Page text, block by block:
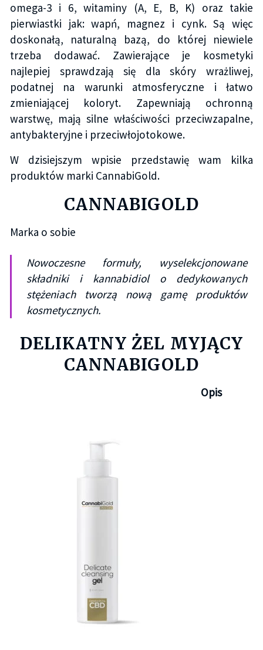
omega-3 i 6, witaminy (A, E, B, K) oraz takie
pierwiastki jak: wapń, magnez i cynk. Są więc
doskonałą, naturalną bazą, do której niewiele
trzeba dodawać. Zawierające je kosmetyki
najlepiej sprawdzają się dla skóry wrażliwej,
podatnej na warunki atmosferyczne i łatwo
zmieniającej koloryt. Zapewniają ochronną
warstwę, mają silne właściwości przeciwzapalne,
antybakteryjne i przeciwłojotokowe.
W dzisiejszym wpisie przedstawię wam kilka
produktów marki CannabiGold.
CANNABIGOLD
Marka o sobie
Nowoczesne formuły, wyselekcjonowane
składniki i kannabidiol o dedykowanych
stężeniach tworzą nową gamę produktów
kosmetycznych.
DELIKATNY ŻEL MYJĄCY
CANNABIGOLD
Opis